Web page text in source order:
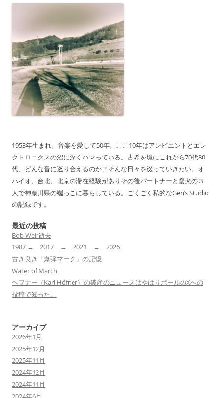
1953年生まれ。音楽を愛して50年。ここ10年はアンビエントとエレ
クトロニクスの沼に深くハマっている。古希を境にこれから70代80
代、どんな音に巡り合えるのか？そんな日々を綴っていきたい。オ
ハイオ、台北、北京の滞在経験がありその後パートナーと愛犬の３
人で神奈川県の端っこに暮らしている。ごくごく私的なGen’s Studio
の記録です。
最近の投稿
Bob Weir逝去
1987 → 2017 → 2021 → 2026
古き良き「爆弾マーク」の記憶
Water of March
ヘフナー（Karl Höfner）の破産のニュースはやはりポールのXへの
投稿で知った。
アーカイブ
2026年1月
2025年12月
2025年11月
2024年12月
2024年11月
2024年6月